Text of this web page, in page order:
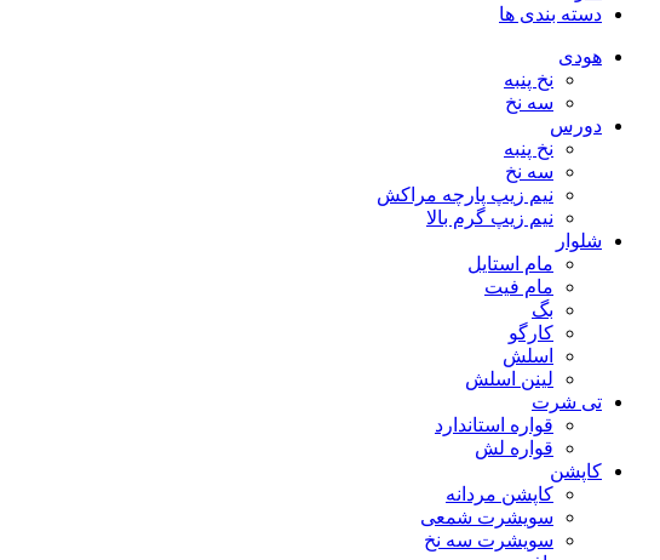
دسته بندی ها
هودی
نخ پنبه
سه نخ
دورس
نخ پنبه
سه نخ
نیم زیپ پارچه مراکش
نیم زیپ گرم بالا
شلوار
مام استایل
مام فیت
بگ
کارگو
اسلش
لینن اسلش
تی شرت
قواره استاندارد
قواره لش
کاپشن
کاپشن مردانه
سویشرت شمعی
سویشرت سه نخ